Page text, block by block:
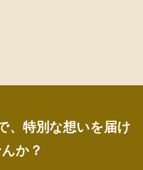
、特別な想いを届け
か？